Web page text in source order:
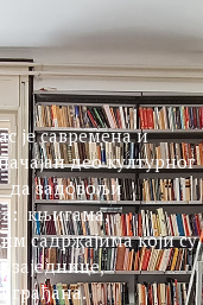
је савремена и
део културног
да задовољи
књигама,
садржајима који су
заједнице,
грађана.